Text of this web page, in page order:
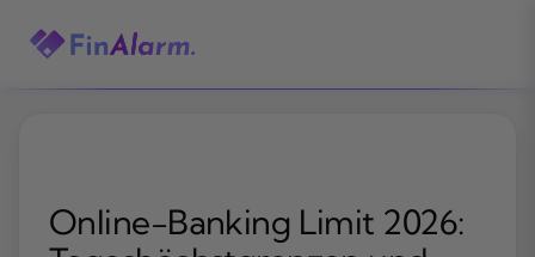
Inhalt
Online-Banking Limit 2026: